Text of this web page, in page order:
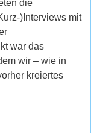
die
)Interviews mit
war das
wir – wie in
kreiertes